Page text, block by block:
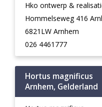
Hko ontwerp &
Hommelseweg 416
6821LW Arnhem
026 4461777
Hortus magnificus
Arnhem, Gelderland